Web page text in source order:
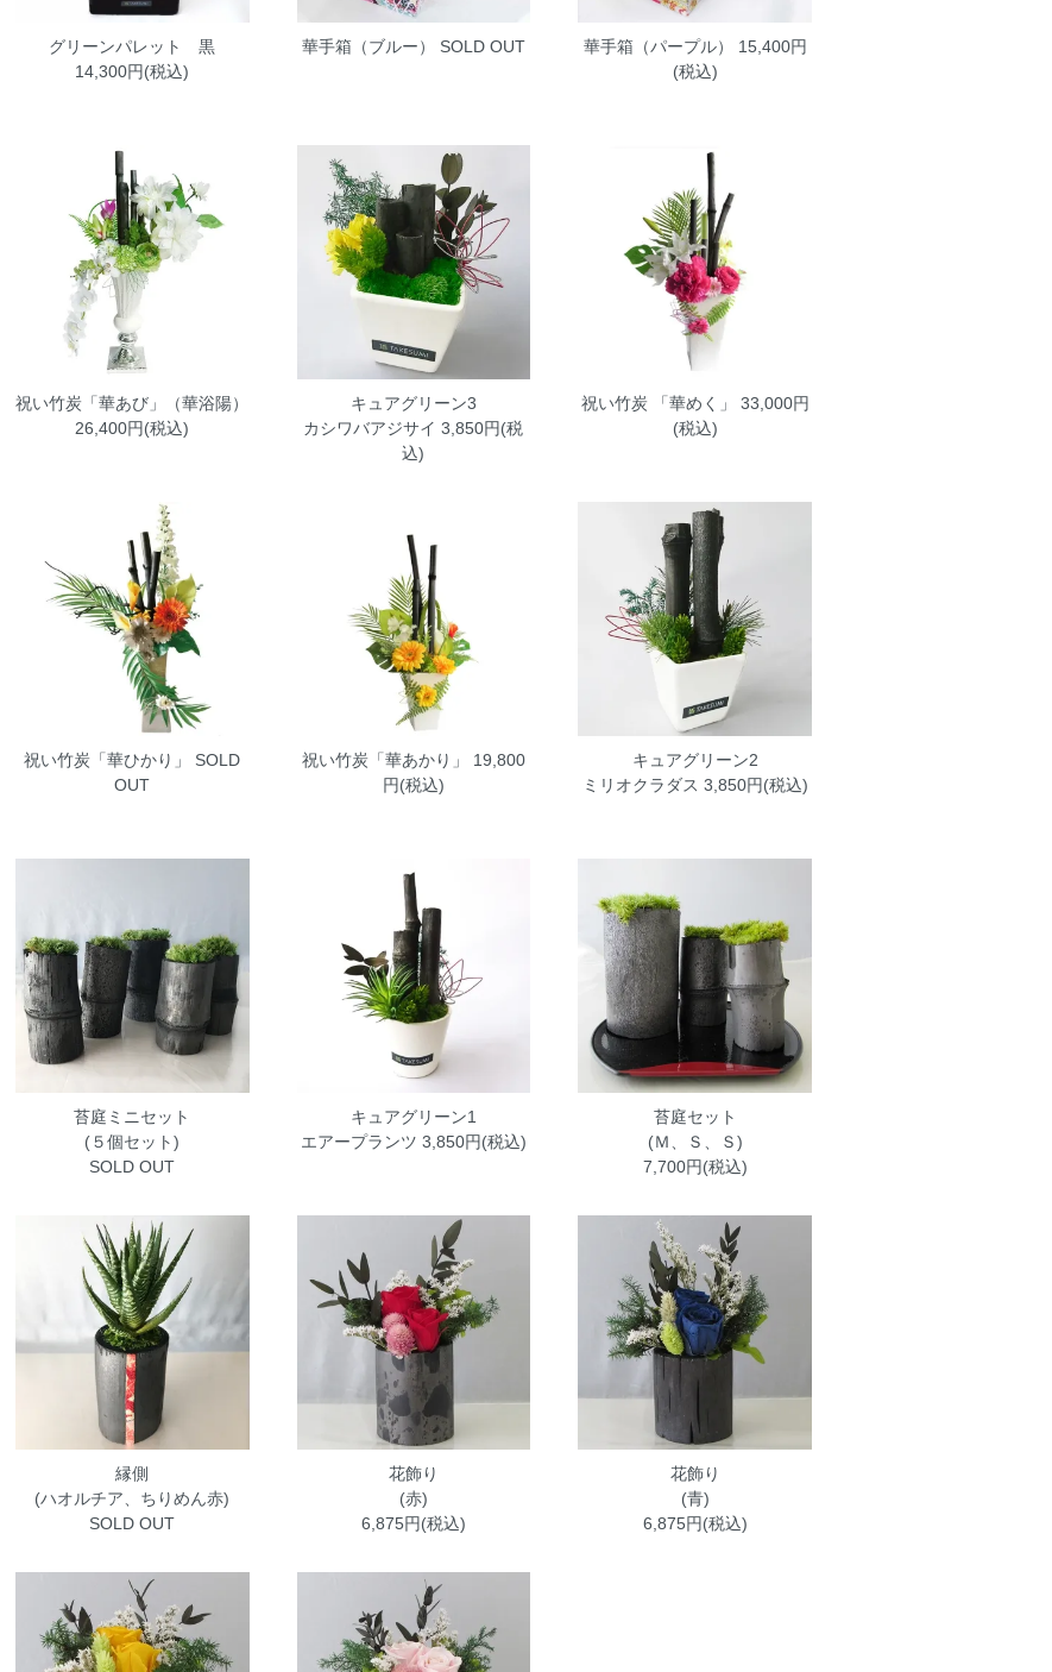
グリーンパレット 黒
14,300円(税込)
華手箱（ブルー） SOLD OUT 華手箱（パープル）
15,400円
(税込)
祝い竹炭「華あび」（華浴陽）
26,400円(税込)
キュアグリーン3
カシワバアジサイ 3,850円(税
込)
祝い竹炭 「華めく」
33,000円
(税込)
祝い竹炭「華ひかり」
SOLD
OUT
祝い竹炭「華あかり」
19,800
円(税込)
キュアグリーン2
ミリオクラダス 3,850円(税込)
苔庭ミニセット
(５個セット)
SOLD OUT
キュアグリーン1
エアープランツ 3,850円(税込)
苔庭セット
(Ｍ、Ｓ、Ｓ)
7,700円(税込)
縁側
(ハオルチア、ちりめん赤)
SOLD OUT
花飾り
(赤)
6,875円(税込)
花飾り
(青)
6,875円(税込)